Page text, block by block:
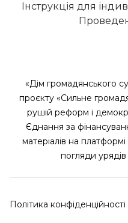
Інструкція для
«Дім громадянського
проєкту «Сильне
рушій реформ і
Єднання за
матеріалів на
погляди урядів
Політика конфіденційності